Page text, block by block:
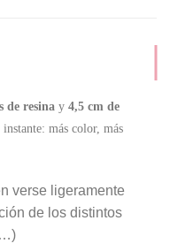
de resina y 4,5 cm de
más color, más
verse ligeramente
de los distintos